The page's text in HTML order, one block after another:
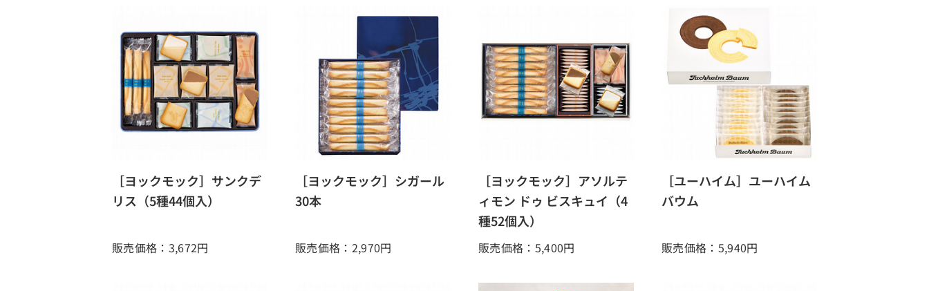
［ヨックモック］サンクデ
リス（5種44個入）
販売価格：3,672円
［ヨックモック］シガール
30本
販売価格：2,970円
［ヨックモック］アソルテ
ィモン ドゥ ビスキュイ（4
種52個入）
販売価格：5,400円
［ユーハイム］ユーハイム
バウム
販売価格：5,940円